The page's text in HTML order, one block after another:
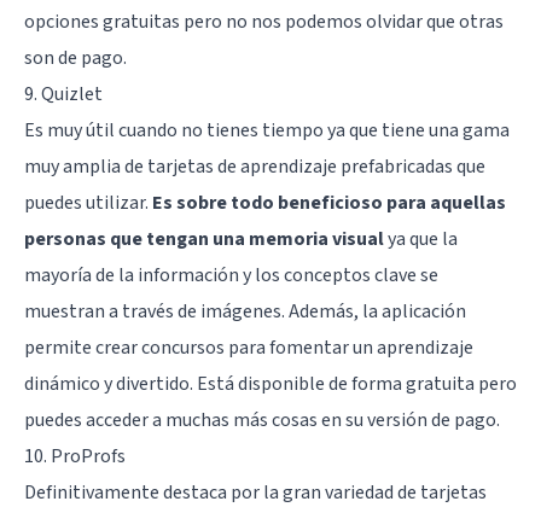
opciones gratuitas pero no nos podemos olvidar que otras
son de pago.
9. Quizlet
Es muy útil cuando no tienes tiempo ya que tiene una gama
muy amplia de tarjetas de aprendizaje prefabricadas que
puedes utilizar. Es sobre todo beneficioso para aquellas
personas que tengan una memoria visualya que la
mayoría de la información y los conceptos clave se
muestran a través de imágenes. Además, la aplicación
permite crear concursos para fomentar un aprendizaje
dinámico y divertido. Está disponible de forma gratuita pero
puedes acceder a muchas más cosas en su versión de pago.
10. ProProfs
Definitivamente destaca por la gran variedad de tarjetas